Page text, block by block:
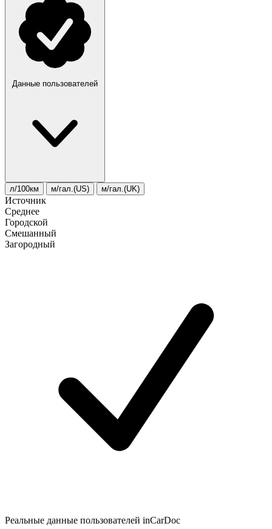
Данные пользователей
л/100км м/гал.(US) м/гал.(UK)
Источник
Среднее
Городской
Смешанный
Загородный
Реальные данные пользователей inCarDoc